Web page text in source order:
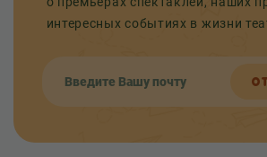
интересных событиях в жизни